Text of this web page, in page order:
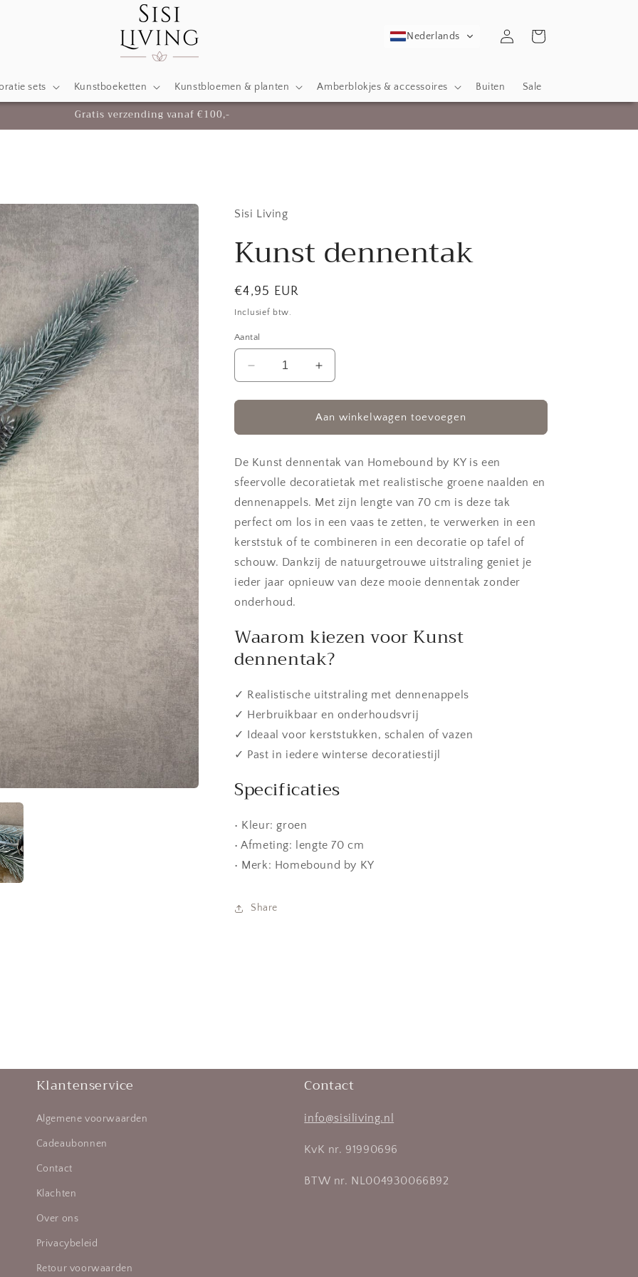
sets Kunstboeketten Kunstbloemen & planten Amberblokjes & accessoires Buiten Sale
Nederlands InloggenWinkelwagen
Gratis verzending vanaf €100,-
Sisi Living
Kunst dennentak
Normale
prijs
€4,95 EUR
Inclusief btw.
Aantal
Aantal
verlagen
voor
dennentak
Aantal
verhogen
voor
Kunst
dennentak
Aan winkelwagen toevoegen
De Kunst dennentak van Homebound by KY is een
sfeervolle decoratietak met realistische groene naalden en
dennenappels. Met zijn lengte van 70 cm is deze tak
perfect om los in een vaas te zetten, te verwerken in een
kerststuk of te combineren in een decoratie op tafel of
schouw. Dankzij de natuurgetrouwe uitstraling geniet je
ieder jaar opnieuw van deze mooie dennentak zonder
onderhoud.
Waarom kiezen voor Kunst
dennentak?
✓ Realistische uitstraling met dennenappels
✓ Herbruikbaar en onderhoudsvrij
✓ Ideaal voor kerststukken, schalen of vazen
✓ Past in iedere winterse decoratiestijl
Specificaties
• Kleur: groen
• Afmeting: lengte 70 cm
• Merk: Homebound by KY
Share
Klantenservice
Algemene voorwaarden
Cadeaubonnen
Contact
Klachten
Over ons
Privacybeleid
Retour voorwaarden
Contact
info@sisiliving.nl
KvK nr. 91990696
BTW nr. NL004930066B92